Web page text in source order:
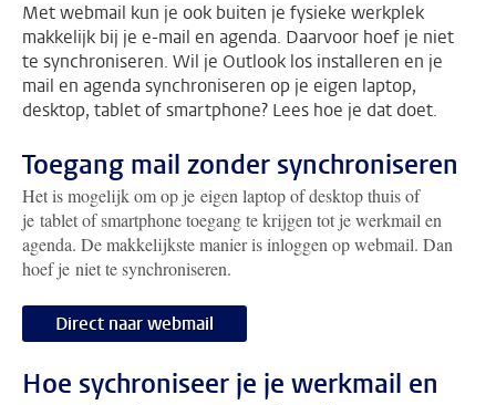
Met webmail kun je ook buiten je fysieke werkplek
makkelijk bij je e-mail en agenda. Daarvoor hoef je niet
te synchroniseren. Wil je Outlook los installeren en je
mail en agenda synchroniseren op je eigen laptop,
desktop, tablet of smartphone? Lees hoe je dat doet.
Toegang mail zonder synchroniseren
Het is mogelijk om op je eigen laptop of desktop thuis of
je tablet of smartphone toegang te krijgen tot je werkmail en
agenda. De makkelijkste manier is inloggen op webmail. Dan
hoef je niet te synchroniseren.
Direct naar webmail
Hoe sychroniseer je je werkmail en